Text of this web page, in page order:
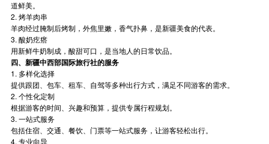
道鲜美。
2. 烤羊肉串
羊肉经过腌制后烤制，外焦里嫩，香气扑鼻，是新疆美食的代表。
3. 酸奶疙瘩
用新鲜牛奶制成，酸甜可口，是当地人的日常饮品。
四、新疆中西部国际旅行社的服务
1. 多样化选择
提供跟团、包车、租车、自驾等多种出行方式，满足不同游客的需求。
2. 个性化定制
根据游客的时间、兴趣和预算，提供专属行程规划。
3. 一站式服务
包括住宿、交通、餐饮、门票等一站式服务，让游客轻松出行。
4. 专业向导